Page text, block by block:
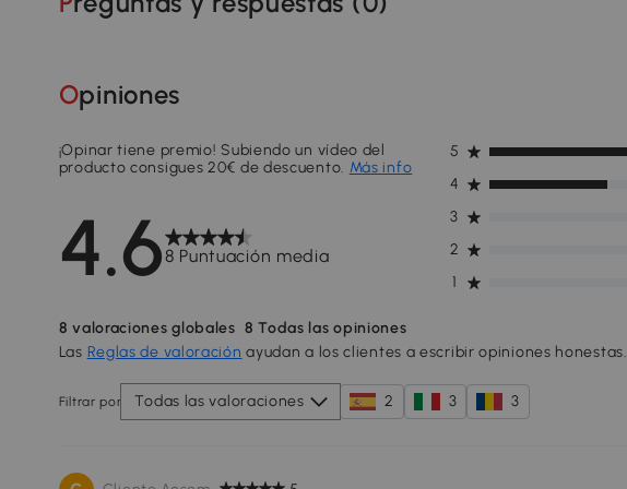
Opiniones
4.68 Puntuación media
¡Opinar tiene premio! Subiendo un vídeo del
producto consigues 20€ de descuento. Más info
1
2
3
4
5
8 valoraciones globales 8 Todas las opiniones
Las Reglas de valoración ayudan a los clientes a escribir opiniones honestas.
Filtrar por Todas las valoraciones 2 3 3